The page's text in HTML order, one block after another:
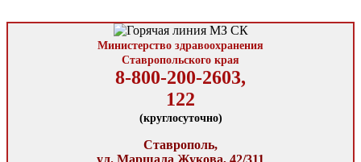
Министерство здравоохранения
Ставропольского края
8-800-200-2603,
122
(круглосуточно)
Ставрополь,
ул. Маршала Жукова, 42/311